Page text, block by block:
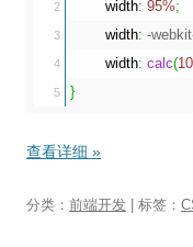
2
3
4
width: 95%;
width: -
width: calc(
}
查看详细 »
分类： 前端开发 | 标签：